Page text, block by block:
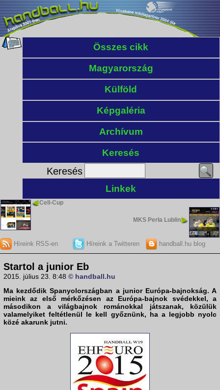
Összes cikk
Magyarország
Külföld
Képgaléria
Archívum
Keresés
Keresés
Linkek
Cell-Cup
MKS Perła Lublin
Híreink RSS-en Híreink a Twitteren handball.hu blog
Startol a junior Eb
2015. július 23. 8:48 © handball.hu
Ma kezdődik Spanyolországban a junior Európa-bajnokság. A
mieink az első mérkőzésen az Európa-bajnok svédekkel, a
másodikon a világbajnok románokkal játszanak, közülük
valamelyiket feltétlenül le kell győznünk, ha a legjobb nyolc
közé akarunk jutni.